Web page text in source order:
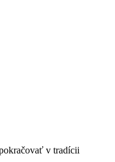
v tradícii